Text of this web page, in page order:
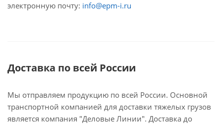
электронную почту: info@epm-i.ru
Доставка по всей России
Мы отправляем продукцию по всей России. Основной
транспортной компанией для доставки тяжелых грузов
является компания "Деловые Линии". Доставка до